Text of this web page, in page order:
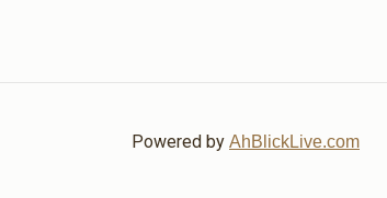
Powered by AhBlickLive.com